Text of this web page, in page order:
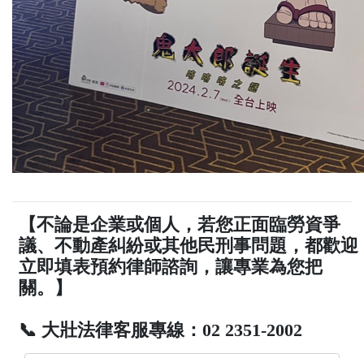
【不論是企業或個人，若您正面臨勞資爭
議、不動產糾紛或其他民刑事問題，都歡迎
立即填表預約律師諮詢，讓專業為您把
關。】
📞 大壯法律客服專線：02 2351-2002